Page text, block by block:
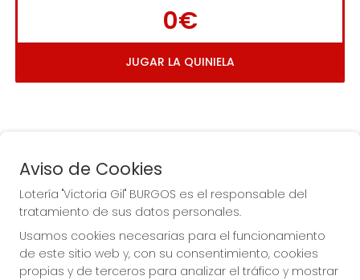
0€
JUGAR LA QUINIELA
La de la Antigua de
Gamonal
Aviso de Cookies
Lotería "Victoria Gil" BURGOS es el responsable del
tratamiento de sus datos personales.
Usamos cookies necesarias para el funcionamiento
de este sitio web y, con su consentimiento, cookies
propias y de terceros para analizar el tráfico y mostrar